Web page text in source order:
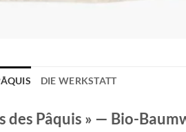
DIE WERKSTATT
des Pâquis » — Bio-